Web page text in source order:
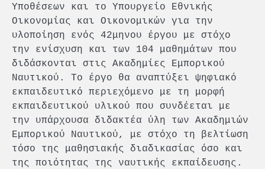
Υποθέσεων και το Υπουργείο Εθνικής
Οικονομίας και Οικονομικών για την
υλοποίηση ενός 42μηνου έργου με στόχο
την ενίσχυση και των 104 μαθημάτων που
διδάσκονται στις Ακαδημίες Εμπορικού
Ναυτικού. Το έργο θα αναπτύξει ψηφιακό
εκπαιδευτικό περιεχόμενο με τη μορφή
εκπαιδευτικού υλικού που συνδέεται με
την υπάρχουσα διδακτέα ύλη των Ακαδημιών
Εμπορικού Ναυτικού, με στόχο τη βελτίωση
τόσο της μαθησιακής διαδικασίας όσο και
της ποιότητας της ναυτικής εκπαίδευσης.